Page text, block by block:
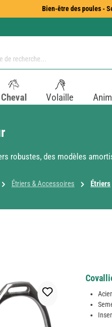
Bien-être des poules -
Cheval Volaille
robustes, des modèles
Étriers & Accessoires Étriers